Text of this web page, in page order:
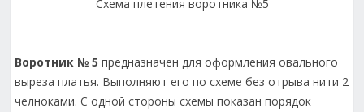
Схема плетения воротника №5
Воротник № 5 предназначен для оформления овального
выреза платья. Выполняют его по схеме без отрыва нити 2
челноками. С одной стороны схемы показан порядок